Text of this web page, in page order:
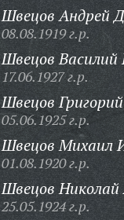
Швецов Андрей
08.08.1919 г.р.
Швецов Василий
17.06.1927 г.р.
Швецов
05.06.1925 г.р.
Швецов Михаил
01.08.1920 г.р.
Швецов Николай
25.05.1924 г.р.